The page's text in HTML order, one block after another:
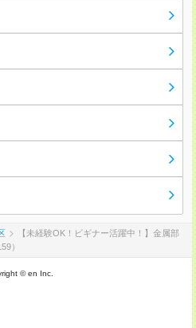
【未経験OK！ビギナー活躍中！】金属部
）
© en Inc.